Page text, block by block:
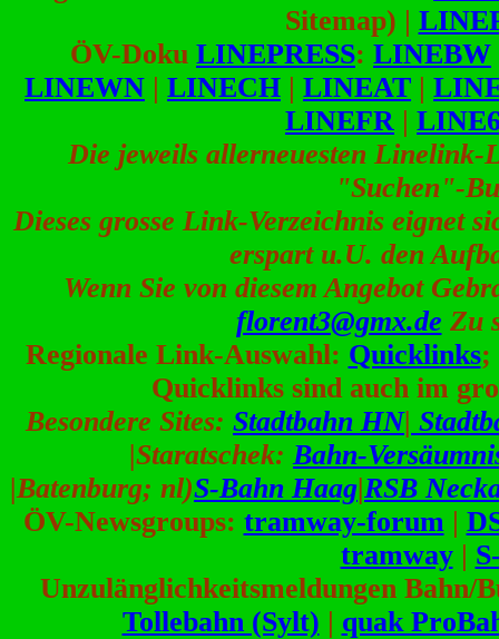
Sitemap) |
ÖV-Doku LINEPRESS: LINEBW
LINEWN | LINECH | LINEAT |
LINEFR |
Die jeweils allerneuesten
"Suchen"-
Dieses grosse Link-Verzeichnis eignet
erspart u.U. den
Wenn Sie von diesem Angebot
florent3@gmx.de Zu
Regionale Link-Auswahl: Quicklinks;
Quicklinks sind auch im
Besondere Sites: Stadtbahn HN|
|Staratschek:Bahn-
|Batenburg; nl)S-Bahn Haag|RSB
ÖV-Newsgroups: tramway-forum|
tramway|
Unzulänglichkeitsmeldungen Bahn/
Tollebahn (Sylt) | quak